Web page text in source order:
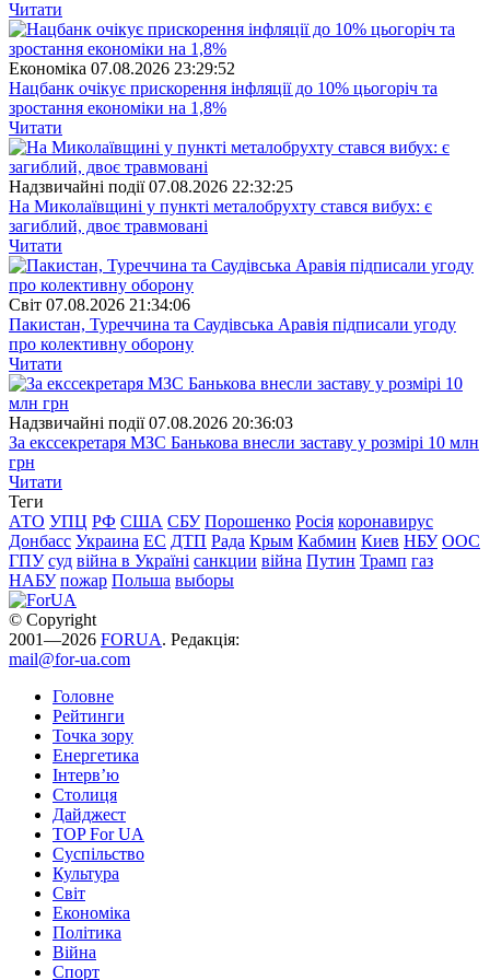
Читати
Економіка 07.08.2026 23:29:52
Нацбанк очікує прискорення інфляції до 10% цьогоріч та
зростання економіки на 1,8%
Читати
Надзвичайні події 07.08.2026 22:32:25
На Миколаївщині у пункті металобрухту стався вибух: є
загиблий, двоє травмовані
Читати
Свiт 07.08.2026 21:34:06
Пакистан, Туреччина та Саудівська Аравія підписали угоду
про колективну оборону
Читати
Надзвичайні події 07.08.2026 20:36:03
За екссекретаря МЗС Банькова внесли заставу у розмірі 10 млн
грн
Читати
Теги
АТО УПЦ РФ США СБУ Порошенко Росія коронавирус
Донбасс Украина ЕС ДТП Рада Крым Кабмин Киев НБУ ООС
ГПУ суд війна в Україні санкции війна Путин Трамп газ
НАБУ пожар Польша выборы
© Copyright
2001—2026 FORUA. Редакція:
mail@for-ua.com
Головне
Рейтинги
Точка зору
Енергетика
Інтерв’ю
Столиця
Дайджест
TOP For UA
Суспiльство
Культура
Світ
Економіка
Політика
Війна
Спорт